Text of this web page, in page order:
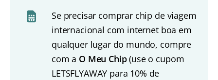
Se precisar comprar chip de viagem
internacional com internet boa em
qualquer lugar do mundo, compre
com a O Meu Chip(use o cupom
LETSFLYAWAY para 10% de